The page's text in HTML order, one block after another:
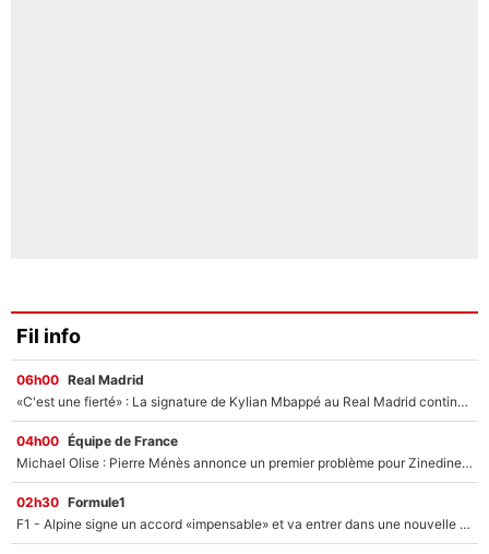
Fil info
06h00 Real Madrid
«C'est une fierté» : La signature de Kylian Mbappé au Real Madrid continue de régaler l'Espagne
04h00 Équipe de France
Michael Olise : Pierre Ménès annonce un premier problème pour Zinedine Zidane en équipe de France
02h30 Formule1
F1 - Alpine signe un accord «impensable» et va entrer dans une nouvelle dimension : Grande nouvelle pour Pierre Gasly !